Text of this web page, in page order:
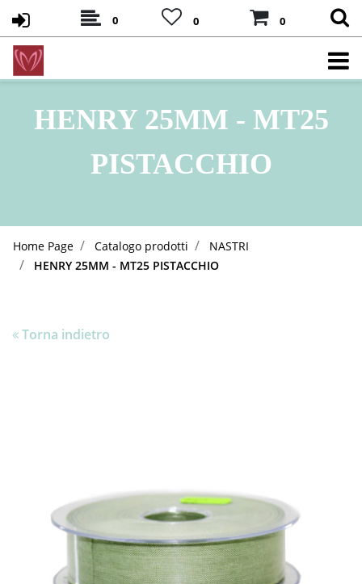
0 0 0
HENRY 25MM - MT25
PISTACCHIO
Home Page Catalogo prodotti
NASTRI
HENRY 25MM - MT25 PISTACCHIO
Torna indietro